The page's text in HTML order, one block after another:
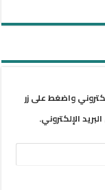
واضغط على زر
الإلكتروني.